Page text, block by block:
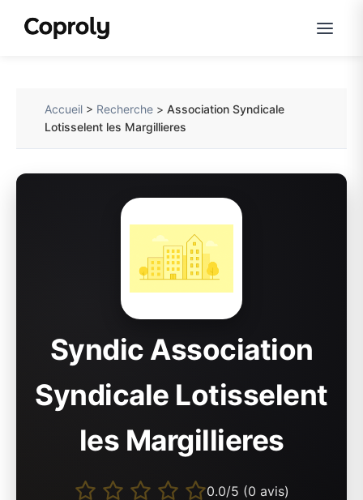
Accueil > Recherche >Association Syndicale
Lotisselent les Margillieres
Syndic Association
Syndicale Lotisselent
les Margillieres
0.0/5 (0 avis)